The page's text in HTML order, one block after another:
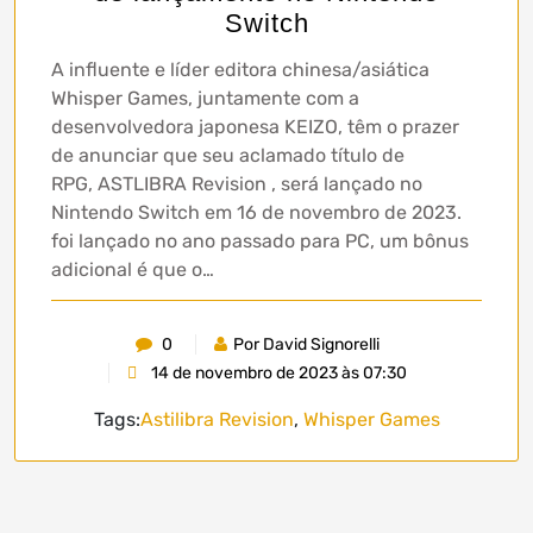
Switch
A influente e líder editora chinesa/asiática
Whisper Games, juntamente com a
desenvolvedora japonesa KEIZO, têm o prazer
de anunciar que seu aclamado título de
RPG, ASTLIBRA Revision , será lançado no
Nintendo Switch em 16 de novembro de 2023.
foi lançado no ano passado para PC, um bônus
adicional é que o…
0
Por David Signorelli
14 de novembro de 2023 às 07:30
Tags:Astilibra Revision, Whisper Games